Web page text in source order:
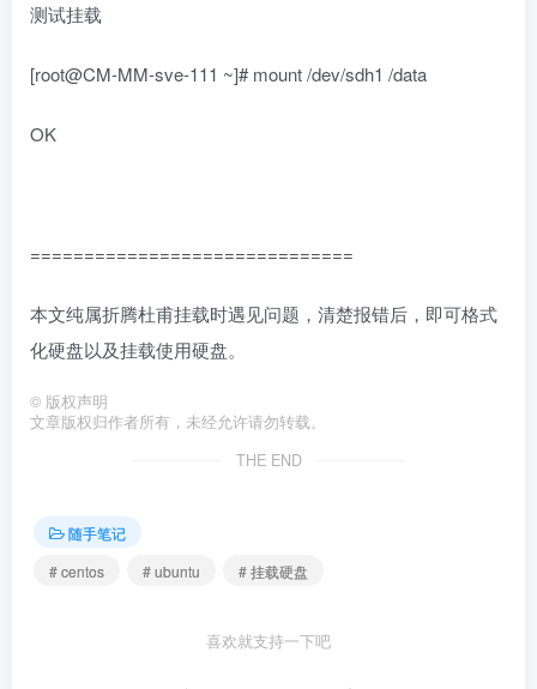
测试挂载
[root@CM-MM-sve-111 ~]# mount /dev/sdh1 /data
OK
==============================
本文纯属折腾杜甫挂载时遇见问题，清楚报错后，即可格式
化硬盘以及挂载使用硬盘。
© 版权声明
文章版权归作者所有，未经允许请勿转载。
THE END
随手笔记
# centos
# ubuntu # 挂载硬盘
喜欢就支持一下吧